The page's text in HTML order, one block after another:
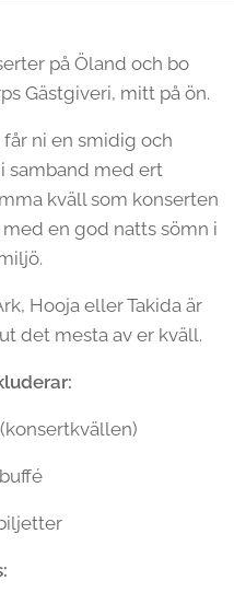
på Öland och bo
Gästgiveri, mitt på ön.
ni en smidig och
samband med ert
kväll som konserten
en god natts sömn i
Hooja eller Takida är
det mesta av er kväll.